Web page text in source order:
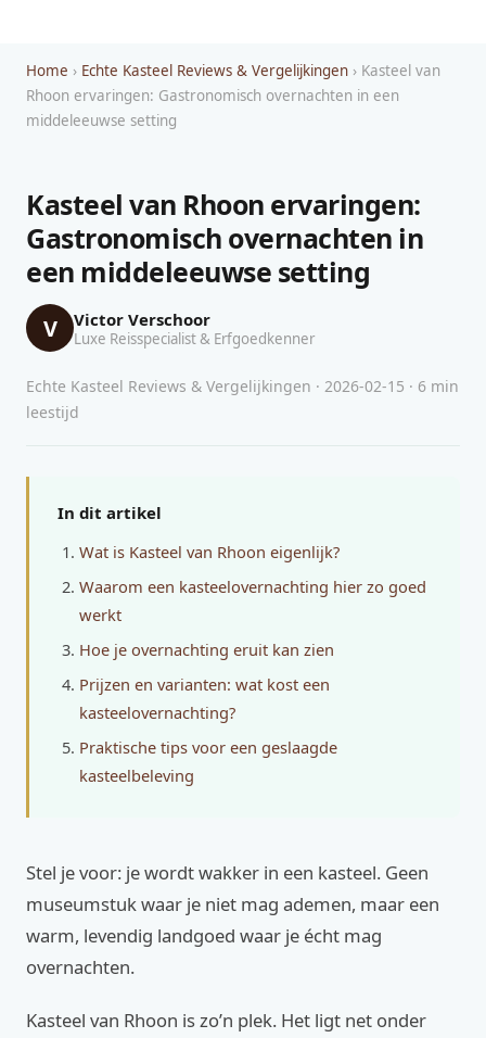
Home › Echte Kasteel Reviews & Vergelijkingen › Kasteel van
Rhoon ervaringen: Gastronomisch overnachten in een
middeleeuwse setting
Kasteel van Rhoon ervaringen:
Gastronomisch overnachten in
een middeleeuwse setting
V Victor Verschoor
Luxe Reisspecialist & Erfgoedkenner
Echte Kasteel Reviews & Vergelijkingen · 2026-02-15 · 6 min
leestijd
In dit artikel
Wat is Kasteel van Rhoon eigenlijk?
Waarom een kasteelovernachting hier zo goed
werkt
Hoe je overnachting eruit kan zien
Prijzen en varianten: wat kost een
kasteelovernachting?
Praktische tips voor een geslaagde
kasteelbeleving
Stel je voor: je wordt wakker in een kasteel. Geen
museumstuk waar je niet mag ademen, maar een
warm, levendig landgoed waar je écht mag
overnachten.
Kasteel van Rhoon is zo’n plek. Het ligt net onder